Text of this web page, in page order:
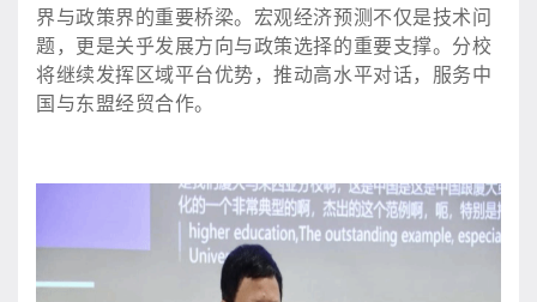
界与政策界的重要桥梁。宏观经济预测不仅是技术问
题，更是关乎发展方向与政策选择的重要支撑。分校
将继续发挥区域平台优势，推动高水平对话，服务中
国与东盟经贸合作。